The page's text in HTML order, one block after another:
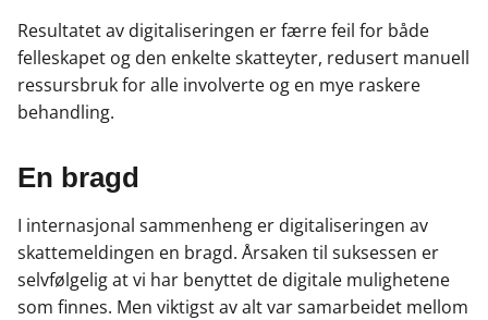
Resultatet av digitaliseringen er færre feil for både
felleskapet og den enkelte skatteyter, redusert manuell
ressursbruk for alle involverte og en mye raskere
behandling.
En bragd
I internasjonal sammenheng er digitaliseringen av
skattemeldingen en bragd. Årsaken til suksessen er
selvfølgelig at vi har benyttet de digitale mulighetene
som finnes. Men viktigst av alt var samarbeidet mellom